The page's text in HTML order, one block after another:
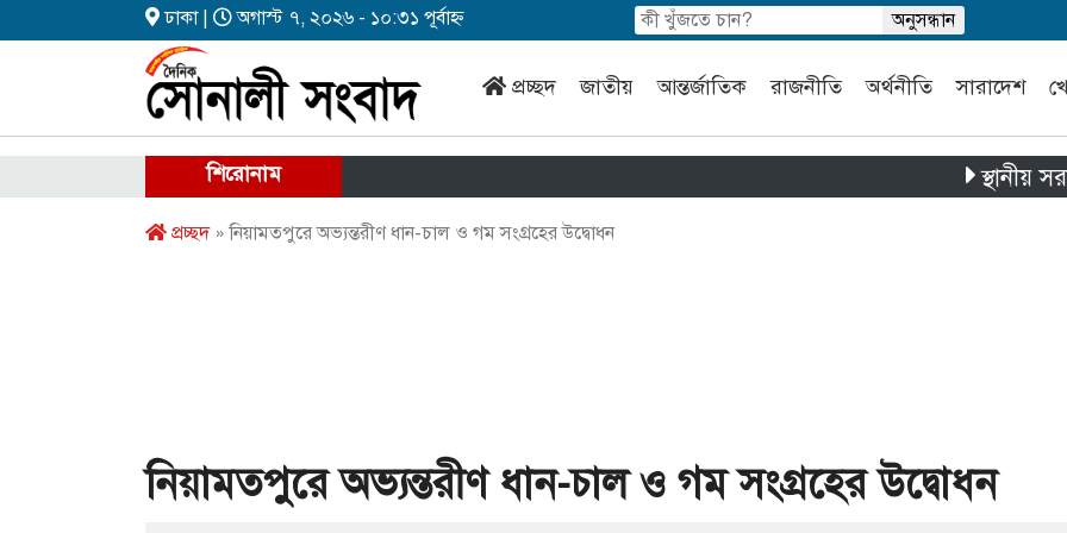
ঢাকা | অগাস্ট ৭, ২০২৬ - ১০:৩১ পূর্বাহ্ন
প্রচ্ছদ জাতীয় আন্তর্জাতিক রাজনীতি অর্থনীতি সারাদেশ
শিরোনাম স্থানীয় সরকার
প্রচ্ছদ» নিয়ামতপুরে অভ্যন্তরীণ ধান-চাল ও গম সংগ্রহের উদ্বোধন
নিয়ামতপুরে অভ্যন্তরীণ ধান-চাল ও গম সংগ্রহের উদ্বোধন